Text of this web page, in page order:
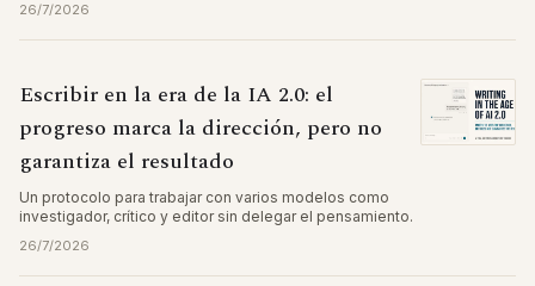
26/7/2026
Escribir en la era de la IA 2.0: el
progreso marca la dirección, pero no
garantiza el resultado
Un protocolo para trabajar con varios modelos como
investigador, crítico y editor sin delegar el pensamiento.
26/7/2026